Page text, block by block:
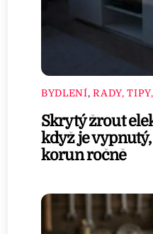
BYDLENÍ,RADY,
Skrytý žrout
když je
korun ročně